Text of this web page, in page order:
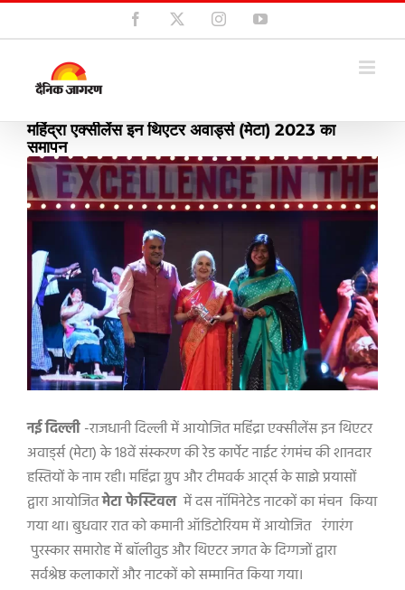
Skip
to
Facebook InstagramYouTube
महिंद्रा एक्सीलेंस इन थिएटर अवार्ड्स (मेटा) 2023 का
समापन
View
Larger
Image
नई दिल्ली-राजधानी दिल्ली में आयोजित महिंद्रा एक्सीलेंस इन थिएटर
अवार्ड्स (मेटा) के 18वें संस्करण की रेड कार्पेट नाईट रंगमंच की शानदार
हस्तियों के नाम रही।महिंद्रा ग्रुप और टीमवर्क आर्ट्स के साझे प्रयासों
द्वारा आयोजितमेटा फेस्टिवल में दस नॉमिनेटेड नाटकों का मंचन किया
गया था।बुधवार रात को कमानी ऑडिटोरियम में आयोजित रंगारंग
पुरस्कार समारोह में बॉलीवुड और थिएटर जगत के दिग्गजों द्वारा
सर्वश्रेष्ठ कलाकारों और नाटकों को सम्मानित किया गया।